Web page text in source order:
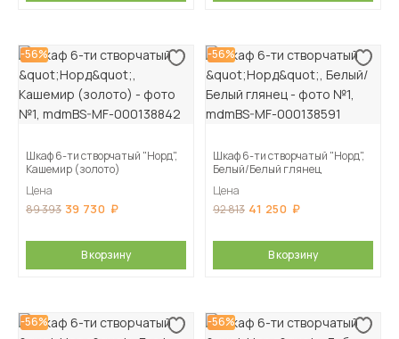
-56%
Шкаф 6-ти створчатый "Норд",
Кашемир (золото)
Цена
89 393 39 730
В корзину
-56%
Шкаф 6-ти створчатый "Норд",
Белый/Белый глянец
Цена
92 813 41 250
В корзину
-56% -56%